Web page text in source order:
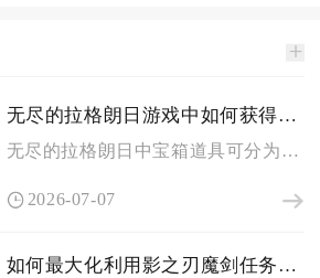
无尽的拉格朗日游戏中如何获得宝箱道具
无尽的拉格朗日中宝箱道具可分为野外掉落、任务活动兑换、商城积...
2026-07-07
如何最大化利用影之刃魔剑任务奖励